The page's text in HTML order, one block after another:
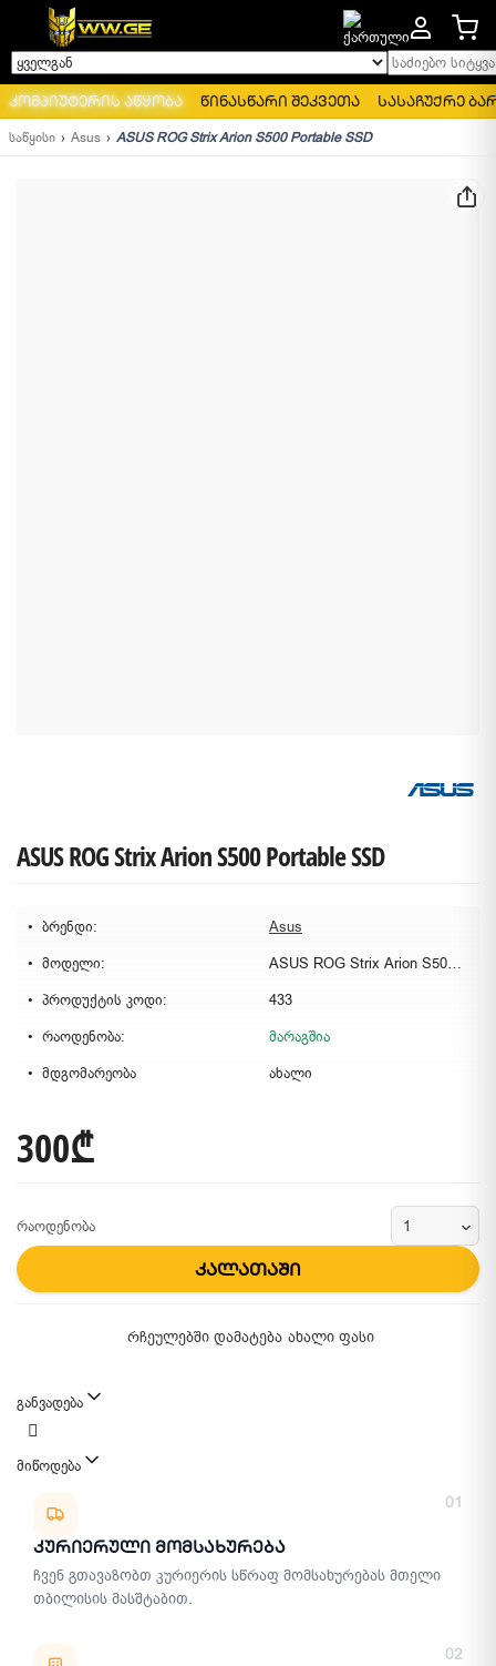
ყველგან საძიებო
კომპიუტერის აწყობა წინასწარი შეკვეთა სასაჩუქრე
საწყისი Asus ASUS ROG Strix Arion S500 Portable SSD
ASUS ROG Strix Arion S500 Portable SSD
ბრენდი:
Asus
მოდელი:
ASUS ROG Strix Arion S500 Portable SSD
პროდუქტის კოდი:
433
რაოდენობა:
მარაგშია
მდგომარეობა
ახალი
300₾
რაოდენობა
კალათაში
რჩეულებში დამატება ახალი ფასი
განვადება
მიწოდება
01
Კურიერული Მომსახურება
ჩვენ გთავაზობთ კურიერის სწრაფ მომსახურებას მთელი
თბილისის მასშტაბით.
02